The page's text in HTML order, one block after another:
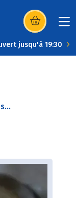
(s’ouvre dans
jusqu'à 19:30